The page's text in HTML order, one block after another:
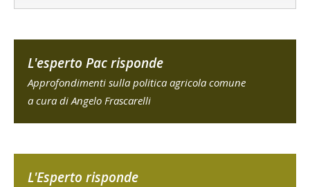
L'esperto Pac risponde
Approfondimenti sulla politica agricola comune
a cura di Angelo Frascarelli
L'Esperto risponde